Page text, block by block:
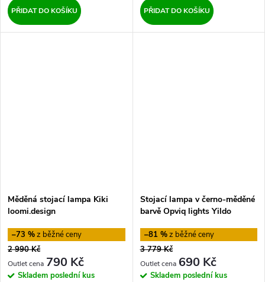
PŘIDAT DO KOŠÍKU PŘIDAT DO KOŠÍKU
Měděná stojací lampa Kiki
loomi.design
–73 %
2 990 Kč
790 Kč
Skladem poslední kus
Stojací lampa v černo-měděné
barvě Opviq lights Yildo
–81 %
3 779 Kč
690 Kč
Skladem poslední kus